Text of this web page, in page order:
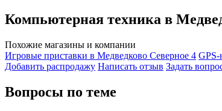
Компьютерная техника в
Похожие магазины и компании
Игровые приставки в Медведково Северное 4
Добавить раcпродажу Написать отзыв Задать
Вопросы по теме